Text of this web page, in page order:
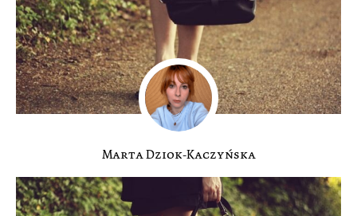
Marta Dziok-Kaczyńska